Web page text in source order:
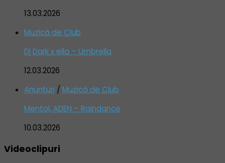
13.03.2026
Muzică de Club
Dj Dark x ella – Umbrella
12.03.2026
Anunturi / Muzică de Club
Mentol, ADEN – Raindance
10.03.2026
Videoclipuri